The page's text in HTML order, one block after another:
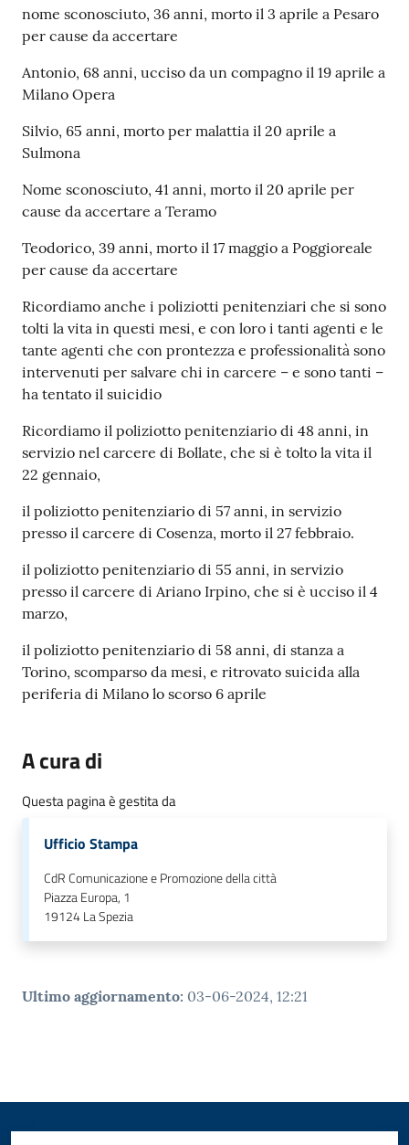
nome sconosciuto, 36 anni, morto il 3 aprile a Pesaro
per cause da accertare
Antonio, 68 anni, ucciso da un compagno il 19 aprile a
Milano Opera
Silvio, 65 anni, morto per malattia il 20 aprile a
Sulmona
Nome sconosciuto, 41 anni, morto il 20 aprile per
cause da accertare a Teramo
Teodorico, 39 anni, morto il 17 maggio a Poggioreale
per cause da accertare
Ricordiamo anche i poliziotti penitenziari che si sono
tolti la vita in questi mesi, e con loro i tanti agenti e le
tante agenti che con prontezza e professionalità sono
intervenuti per salvare chi in carcere – e sono tanti –
ha tentato il suicidio
Ricordiamo il poliziotto penitenziario di 48 anni, in
servizio nel carcere di Bollate, che si è tolto la vita il
22 gennaio,
il poliziotto penitenziario di 57 anni, in servizio
presso il carcere di Cosenza, morto il 27 febbraio.
il poliziotto penitenziario di 55 anni, in servizio
presso il carcere di Ariano Irpino, che si è ucciso il 4
marzo,
il poliziotto penitenziario di 58 anni, di stanza a
Torino, scomparso da mesi, e ritrovato suicida alla
periferia di Milano lo scorso 6 aprile
A cura di
Questa pagina è gestita da
Ufficio Stampa
CdR Comunicazione e Promozione della città
Piazza Europa, 1
19124La Spezia
Ultimo aggiornamento: 03-06-2024, 12:21